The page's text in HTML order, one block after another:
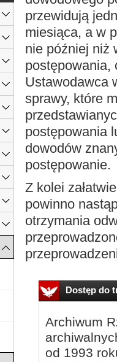
przewidują
miesiąca, a w
nie później niż
postępowania,
Ustawodawca
sprawy, które
postępowania
dowodów
postępowanie.
Z kolei
powinno
otrzymania
Dostęp do
Archiwum
od 1993